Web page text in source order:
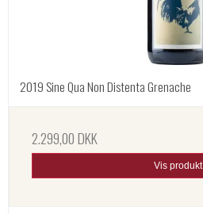
2019 Sine Qua Non Distenta Grenache
2.299,00 DKK
Vis produkt